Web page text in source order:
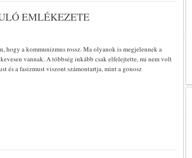
EMLÉKEZETE
hogy a kommunizmus rossz. Ma olyanok is megjelennek a
vannak. A többség inkább csak elfelejtette, mi nem volt
és a fasizmust viszont számontartja, mint a gonosz